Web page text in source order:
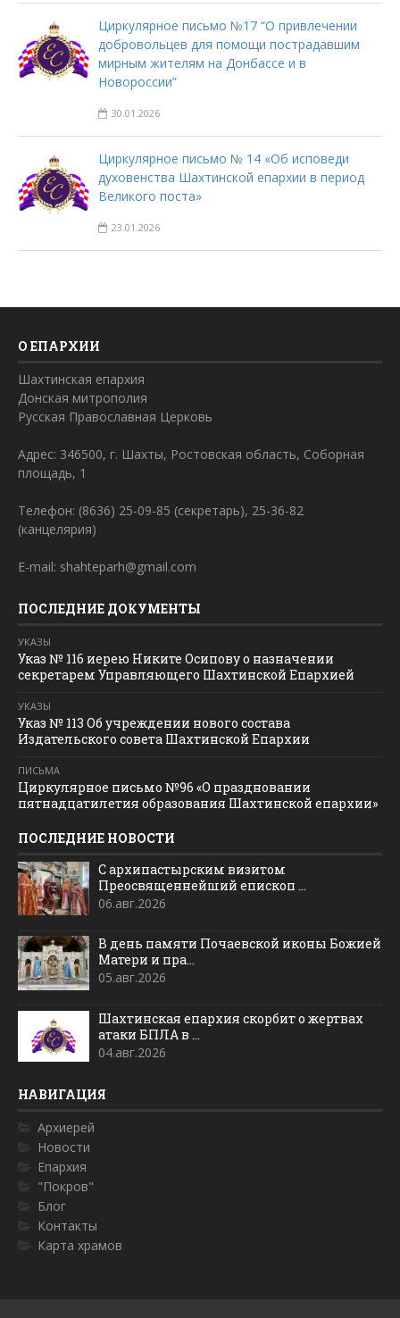
Циркулярное письмо №17 “О привлечении
добровольцев для помощи пострадавшим
мирным жителям на Донбассе и в
Новороссии”
30.01.2026
Циркулярное письмо № 14 «Об исповеди
духовенства Шахтинской епархии в период
Великого поста»
23.01.2026
О ЕПАРХИИ
Шахтинская епархия
Донская митрополия
Русская Православная Церковь
Адрес: 346500, г. Шахты, Ростовская область, Соборная
площадь, 1
Телефон: (8636) 25-09-85 (секретарь), 25-36-82
(канцелярия)
E-mail: shahteparh@gmail.com
ПОСЛЕДНИЕ ДОКУМЕНТЫ
УКАЗЫ
Указ № 116 иерею Никите Осипову о назначении
секретарем Управляющего Шахтинской Епархией
УКАЗЫ
Указ № 113 Об учреждении нового состава
Издательского совета Шахтинской Епархии
ПИСЬМА
Циркулярное письмо №96 «О праздновании
пятнадцатилетия образования Шахтинской епархии»
ПОСЛЕДНИЕ НОВОСТИ
С архипастырским визитом
Преосвященнейший епископ ...
06.авг.2026
В день памяти Почаевской иконы Божией
Матери и пра...
05.авг.2026
Шахтинская епархия скорбит о жертвах
атаки БПЛА в ...
04.авг.2026
НАВИГАЦИЯ
Архиерей
Новости
Епархия
"Покров"
Блог
Контакты
Карта храмов